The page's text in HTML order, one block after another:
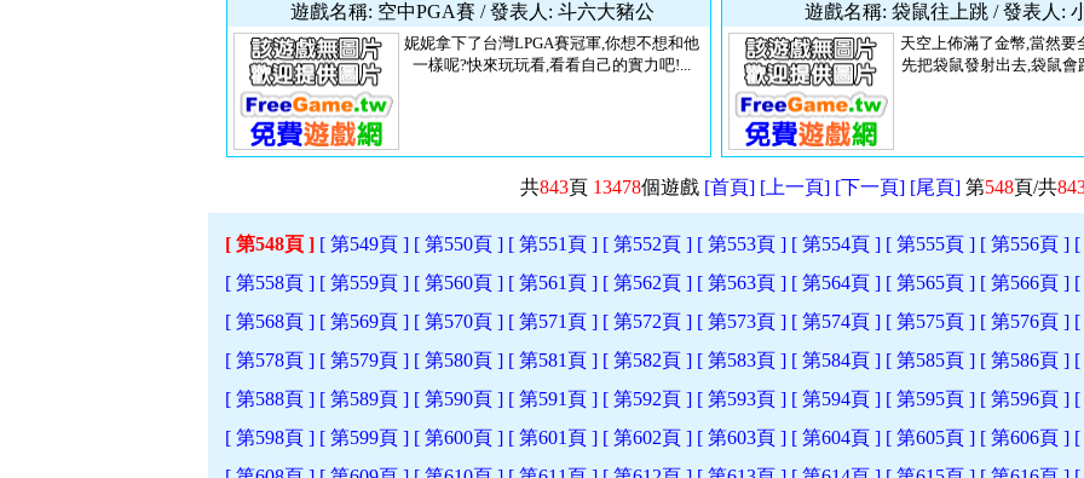
遊戲名稱: 空中PGA賽 / 發表人: 斗六大豬公
妮妮拿下了台灣LPGA賽冠軍,你想不想和他
一樣呢?快來玩玩看,看看自己的實力吧!...
遊戲名稱: 袋鼠往上跳 / 發表人:
天空上佈滿了金幣,當然要
先把袋鼠發射出去,袋鼠會
共843頁 13478個遊戲 [首頁] [上一頁] [下一頁] [尾頁] 第548頁/共
[ 第548頁 ] [ 第549頁 ] [ 第550頁 ] [ 第551頁 ] [ 第552頁 ] [ 第553頁 ] [ 第554頁 ] [ 第555頁 ] [ 第556頁 ] [
[ 第558頁 ] [ 第559頁 ] [ 第560頁 ] [ 第561頁 ] [ 第562頁 ] [ 第563頁 ] [ 第564頁 ] [ 第565頁 ] [ 第566頁 ] [
[ 第568頁 ] [ 第569頁 ] [ 第570頁 ] [ 第571頁 ] [ 第572頁 ] [ 第573頁 ] [ 第574頁 ] [ 第575頁 ] [ 第576頁 ] [
[ 第578頁 ] [ 第579頁 ] [ 第580頁 ] [ 第581頁 ] [ 第582頁 ] [ 第583頁 ] [ 第584頁 ] [ 第585頁 ] [ 第586頁 ] [
[ 第588頁 ] [ 第589頁 ] [ 第590頁 ] [ 第591頁 ] [ 第592頁 ] [ 第593頁 ] [ 第594頁 ] [ 第595頁 ] [ 第596頁 ] [
[ 第598頁 ] [ 第599頁 ] [ 第600頁 ] [ 第601頁 ] [ 第602頁 ] [ 第603頁 ] [ 第604頁 ] [ 第605頁 ] [ 第606頁 ] [